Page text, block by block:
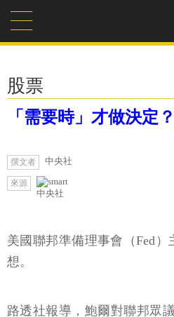
股票
「需要時」才做決定
撰文者 中央社
來源
中央社
美國聯邦準備理事會（Fed
想。
路透社報導，鮑爾對聯邦眾